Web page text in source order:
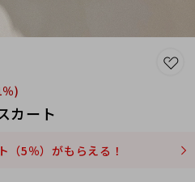
)
カート
（5％）がもらえる！